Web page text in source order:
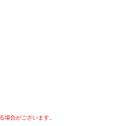
合がございます。